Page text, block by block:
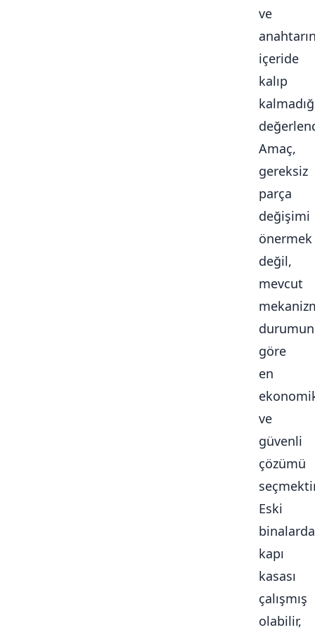
ve
içeride
kalıp
Amaç,
gereksiz
parça
değişimi
önermek
değil,
mevcut
göre
en
ve
güvenli
çözümü
Eski
binalarda
kapı
kasası
çalışmış
olabilir,